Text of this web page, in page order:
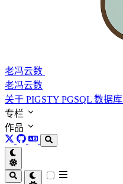
老冯云数
老冯云数
关于 PIGSTY PGSQL 数据库
专栏
作品